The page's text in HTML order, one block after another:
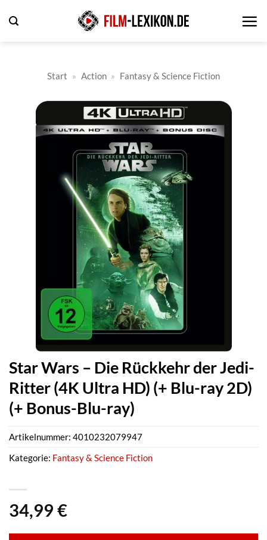
Inhalt
Start » Action » Fantasy & Science Fiction
Star Wars – Die Rückkehr der Jedi-
Ritter (4K Ultra HD) (+ Blu-ray 2D)
(+ Bonus-Blu-ray)
34,99 €
Artikelnummer: 4010232079947
Kategorie: Fantasy & Science Fiction